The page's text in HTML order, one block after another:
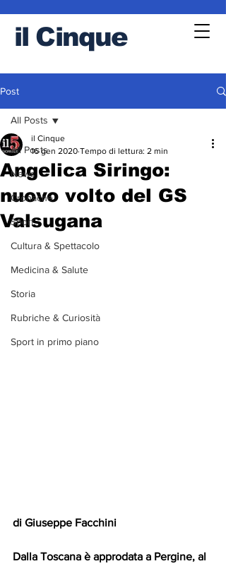
il Cinque
Post
All Posts
News
Cronache
Sport
Cultura & Spettacolo
Medicina & Salute
Storia
Rubriche & Curiosità
Sport in primo piano
All Posts
Angelica Siringo:
nuovo volto del GS
Valsugana
il Cinque
16 gen 2020 Tempo di lettura: 2 min
di Giuseppe Facchini
Dalla Toscana è approdata a Pergine, al